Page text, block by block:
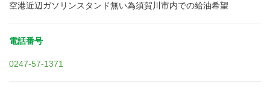
空港近辺ガソリンスタンド無い為須賀川市内での給油希望
電話番号
0247-57-1371